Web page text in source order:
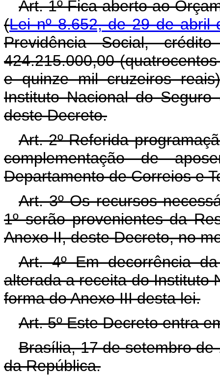
Art. 1º Fica aberto ao
(Lei nº 8.652, de 29 de abril
Previdência Social,
424.215.000,00
e quinze mil cruzeiros
Instituto Nacional do
deste Decreto.
Art. 2º Referida
complementação de
Departamento de Correios e
Art. 3º Os recursos
1º serão provenientes da
Anexo II, deste Decreto, no
Art. 4º Em decorrência
alterada a receita do Instituto
forma do Anexo III desta lei.
Art. 5º Este Decreto entra
Brasília, 17 de setembro de
da República.